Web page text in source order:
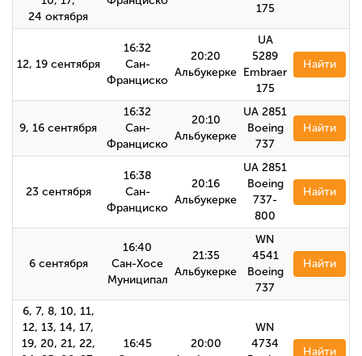
24 октября
175
12, 19 сентября
16:32
Сан-
Франциско
20:20
Альбукерке
UA
5289
Embraer
175
Найти
9, 16 сентября
16:32
Сан-
Франциско
20:10
Альбукерке
UA 2851
Boeing
737
Найти
23 сентября
16:38
Сан-
Франциско
20:16
Альбукерке
UA 2851
Boeing
737-
800
Найти
6 сентября
16:40
Сан-Хосе
Муниципал
21:35
Альбукерке
WN
4541
Boeing
737
Найти
6, 7, 8, 10, 11,
12, 13, 14, 17,
19, 20, 21, 22,
16:45
20:00
WN
4734
Найти